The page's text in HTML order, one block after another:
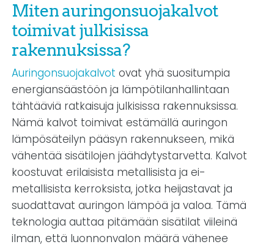
Miten auringonsuojakalvot
toimivat julkisissa
rakennuksissa?
Auringonsuojakalvot ovat yhä suositumpia
energiansäästöön ja lämpötilanhallintaan
tähtääviä ratkaisuja julkisissa rakennuksissa.
Nämä kalvot toimivat estämällä auringon
lämpösäteilyn pääsyn rakennukseen, mikä
vähentää sisätilojen jäähdytystarvetta. Kalvot
koostuvat erilaisista metallisista ja ei-
metallisista kerroksista, jotka heijastavat ja
suodattavat auringon lämpöä ja valoa. Tämä
teknologia auttaa pitämään sisätilat viileinä
ilman, että luonnonvalon määrä vähenee